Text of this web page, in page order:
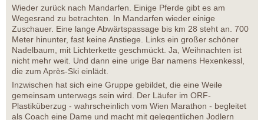
Wieder zurück nach Mandarfen. Einige Pferde gibt es am
Wegesrand zu betrachten. In Mandarfen wieder einige
Zuschauer. Eine lange Abwärtspassage bis km 28 steht an. 700
Meter hinunter, fast keine Anstiege. Links ein großer schöner
Nadelbaum, mit Lichterkette geschmückt. Ja, Weihnachten ist
nicht mehr weit. Und dann eine urige Bar namens Hexenkessl,
die zum Après-Ski einlädt.
Inzwischen hat sich eine Gruppe gebildet, die eine Weile
gemeinsam unterwegs sein wird. Der Läufer im ORF-
Plastiküberzug - wahrscheinlich vom Wien Marathon - begleitet
als Coach eine Dame und macht mit gelegentlichen Jodlern